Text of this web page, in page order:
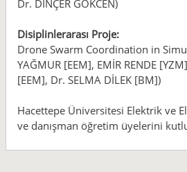
Dr. DİNÇER GÖKCEN)
Disiplinlerarası Proje:
Drone Swarm Coordination in
YAĞMUR [EEM], EMİR RENDE
[EEM], Dr. SELMA DİLEK [BM])
Hacettepe Üniversitesi Elektrik ve
ve danışman öğretim üyelerini